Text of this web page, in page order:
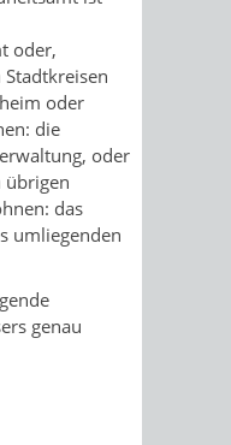
oder,
oder
die
oder
übrigen
das
umliegenden
genau